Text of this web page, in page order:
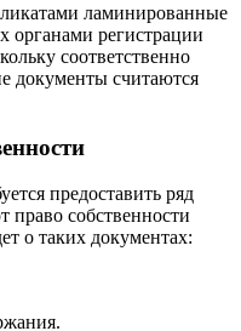
ламинированные
органами регистрации
соответственно
документы считаются
предоставить ряд
право собственности
о таких документах: